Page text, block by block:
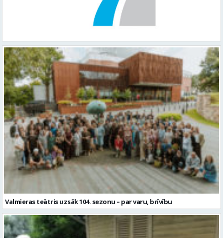
Valmieras teātris uzsāk 104. sezonu – par varu, brīvību